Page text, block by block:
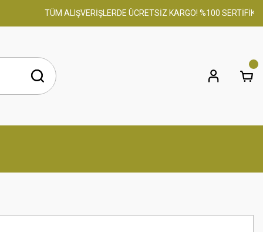
TÜM ALIŞVERİŞLERDE ÜCRETSİZ KARGO! %100 SERTİFİKALI